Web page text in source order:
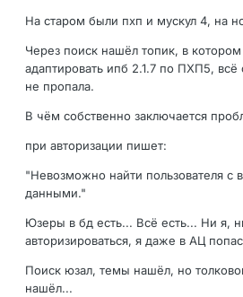
На старом были пхп и мускул 4, на
Через поиск нашёл топик, в котором
адаптировать ипб 2.1.7 по ПХП5,
не пропала.
В чём собственно заключается
при авторизации пишет:
"Невозможно найти пользователя с
данными."
Юзеры в бд есть... Всё есть... Ни я,
авторизироваться, я даже в АЦ
Поиск юзал, темы нашёл, но
нашёл...